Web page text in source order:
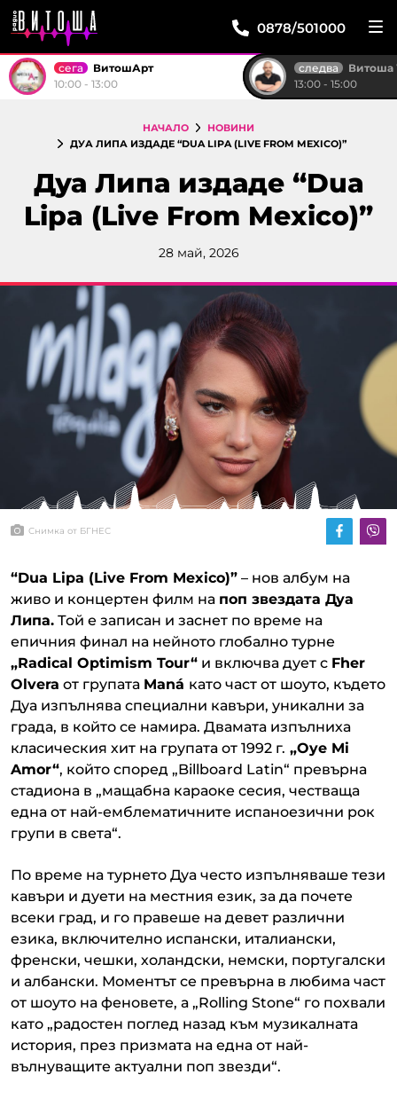
0878/501000
сега
ВитошАрт
10:00 - 13:00
следва
Витоша
13:00 - 15:00
НАЧАЛО
НОВИНИ
ДУА ЛИПА ИЗДАДЕ “DUA LIPA (LIVE FROM MEXICO)”
Дуа Липа издаде “Dua
Lipa (Live From Mexico)”
28 май, 2026
Снимка от БГНЕС
“Dua Lipa (Live From Mexico)” – нов албум на
живо и концертен филм на поп звездата Дуа
Липа. Той е записан и заснет по време на
епичния финал на нейното глобално турне
„Radical Optimism Tour“ и включва дует с Fher
Olvera от групата Maná като част от шоуто, където
Дуа изпълнява специални кавъри, уникални за
града, в който се намира. Двамата изпълниха
класическия хит на групата от 1992 г. „Oye Mi
Amor“, който според „Billboard Latin“ превърна
стадиона в „мащабна караоке сесия, честваща
една от най-емблематичните испаноезични рок
групи в света“.
По време на турнето Дуа често изпълняваше тези
кавъри и дуети на местния език, за да почете
всеки град, и го правеше на девет различни
езика, включително испански, италиански,
френски, чешки, холандски, немски, португалски
и албански. Моментът се превърна в любима част
от шоуто на феновете, а „Rolling Stone“ го похвали
като „радостен поглед назад към музикалната
история, през призмата на една от най-
вълнуващите актуални поп звезди“.